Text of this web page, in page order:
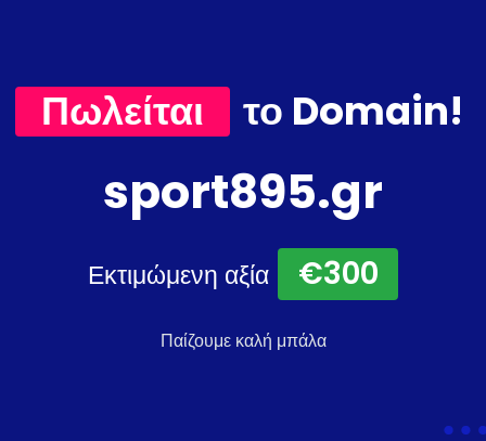
Πωλείται το Domain!
sport895.gr
Εκτιμώμενη αξία €300
Παίζουμε καλή μπάλα